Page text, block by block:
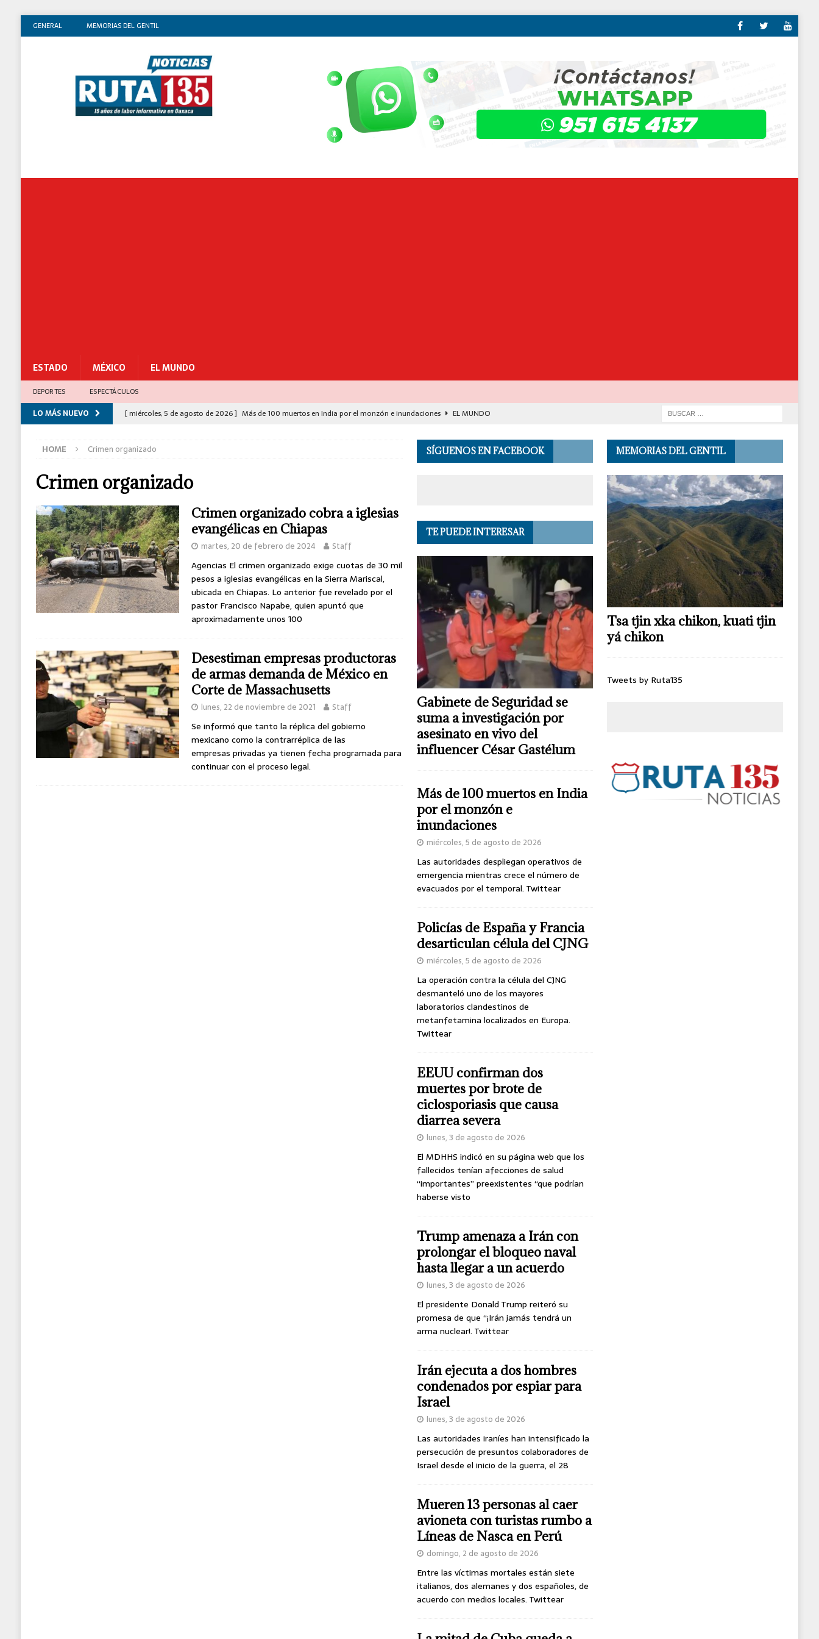
GENERAL MEMORIAS DEL GENTIL
ESTADO MÉXICO EL MUNDO
DEPORTES ESPECTÁCULOS
LO MÁS NUEVO [ miércoles, 5 de agosto de 2026 ] Más de 100 muertos en India por el monzón e inundaciones
EL MUNDO
César Gastélum
[ miércoles, 5 de agosto de 2026 ]
[ miércoles, 5 de agosto de 2026 ]
[ miércoles, 5 de agosto de 2026 ] Congreso destaca avance histórico para miles de familias con el programa Vivienda
para el Bienestar
ESTADO
HOME Crimen organizado
Crimen organizado
Crimen organizado cobra a iglesias
evangélicas en Chiapas
martes, 20 de febrero de 2024 Staff
Agencias El crimen organizado exige cuotas de 30 mil
pesos a iglesias evangélicas en la Sierra Mariscal,
ubicada en Chiapas. Lo anterior fue revelado por el
pastor Francisco Napabe, quien apuntó que
aproximadamente unos 100
Desestiman empresas productoras
de armas demanda de México en
Corte de Massachusetts
lunes, 22 de noviembre de 2021 Staff
Se informó que tanto la réplica del gobierno
mexicano como la contrarréplica de las
empresas privadas ya tienen fecha programada para
continuar con el proceso legal.
SÍGUENOS EN FACEBOOK
TE PUEDE INTERESAR
Gabinete de Seguridad se
suma a investigación por
asesinato en vivo del
influencer César Gastélum
Más de 100 muertos en India
por el monzón e
inundaciones
miércoles, 5 de agosto de 2026
Las autoridades despliegan operativos de
emergencia mientras crece el número de
evacuados por el temporal. Twittear
Policías de España y Francia
desarticulan célula del CJNG
miércoles, 5 de agosto de 2026
La operación contra la célula del CJNG
desmanteló uno de los mayores
laboratorios clandestinos de
metanfetamina localizados en Europa.
Twittear
EEUU confirman dos
muertes por brote de
ciclosporiasis que causa
diarrea severa
lunes, 3 de agosto de 2026
El MDHHS indicó en su página web que los
fallecidos tenían afecciones de salud
“importantes” preexistentes “que podrían
haberse visto
Trump amenaza a Irán con
prolongar el bloqueo naval
hasta llegar a un acuerdo
lunes, 3 de agosto de 2026
El presidente Donald Trump reiteró su
promesa de que “¡Irán jamás tendrá un
arma nuclear!. Twittear
Irán ejecuta a dos hombres
condenados por espiar para
Israel
lunes, 3 de agosto de 2026
Las autoridades iraníes han intensificado la
persecución de presuntos colaboradores de
Israel desde el inicio de la guerra, el 28
Mueren 13 personas al caer
avioneta con turistas rumbo a
Líneas de Nasca en Perú
domingo, 2 de agosto de 2026
Entre las víctimas mortales están siete
italianos, dos alemanes y dos españoles, de
acuerdo con medios locales. Twittear
MEMORIAS DEL GENTIL
Tsa tjin xka chikon, kuati tjin
yá chikon
Tweets by Ruta135